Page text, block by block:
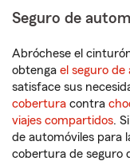
Seguro de
Abróchese el
obtenga el seguro de
satisface sus
cobertura contra
viajes compartidos.
de automóviles para
cobertura de seguro